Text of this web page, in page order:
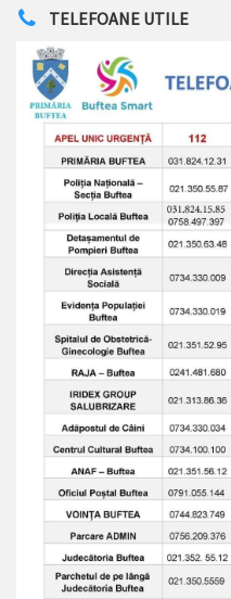
TELEFOANE UTILE